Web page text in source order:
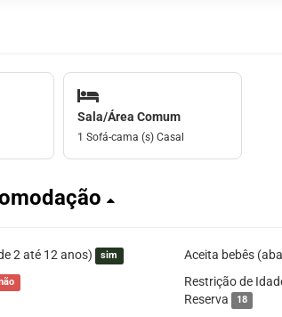
Sala/Área Comum
1 Sofá-cama (s) Casal
2 até 12 anos) sim Aceita bebês
Restrição de
Reserva
18